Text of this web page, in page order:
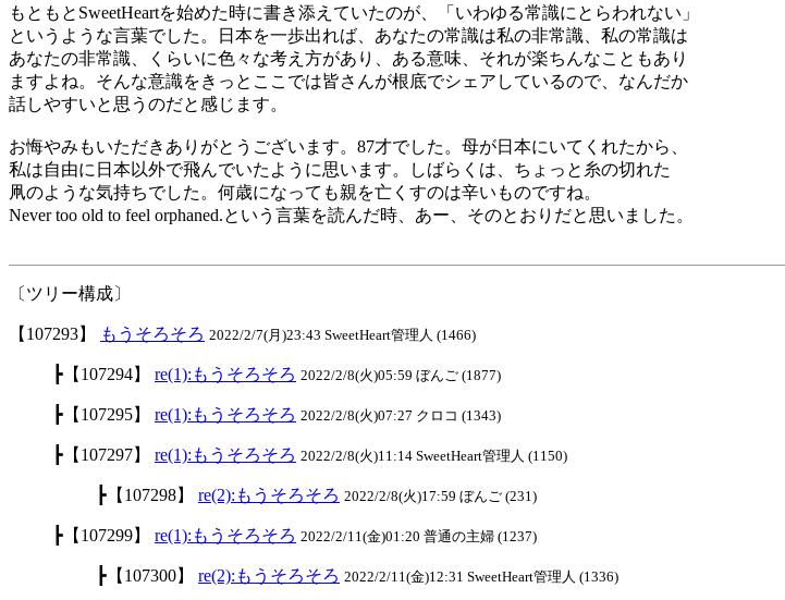
もともとSweetHeartを始めた時に書き添えていたのが、「いわゆる常識にとらわれない」
というような言葉でした。日本を一歩出れば、あなたの常識は私の非常識、私の常識は
あなたの非常識、くらいに色々な考え方があり、ある意味、それが楽ちんなこともあり
ますよね。そんな意識をきっとここでは皆さんが根底でシェアしているので、なんだか
話しやすいと思うのだと感じます。
お悔やみもいただきありがとうございます。87才でした。母が日本にいてくれたから、
私は自由に日本以外で飛んでいたように思います。しばらくは、ちょっと糸の切れた
凧のような気持ちでした。何歳になっても親を亡くすのは辛いものですね。
Never too old to feel orphaned.という言葉を読んだ時、あー、そのとおりだと思いました。
〔ツリー構成〕
【107293】 もうそろそろ 2022/2/7(月)23:43 SweetHeart管理人 (1466)
┣【107294】 re(1):もうそろそろ 2022/2/8(火)05:59 ぼんご (1877)
┣【107295】 re(1):もうそろそろ 2022/2/8(火)07:27 クロコ (1343)
┣【107297】 re(1):もうそろそろ 2022/2/8(火)11:14 SweetHeart管理人 (1150)
┣【107298】 re(2):もうそろそろ 2022/2/8(火)17:59 ぼんご (231)
┣【107299】 re(1):もうそろそろ 2022/2/11(金)01:20 普通の主婦 (1237)
┣【107300】 re(2):もうそろそろ 2022/2/11(金)12:31 SweetHeart管理人 (1336)